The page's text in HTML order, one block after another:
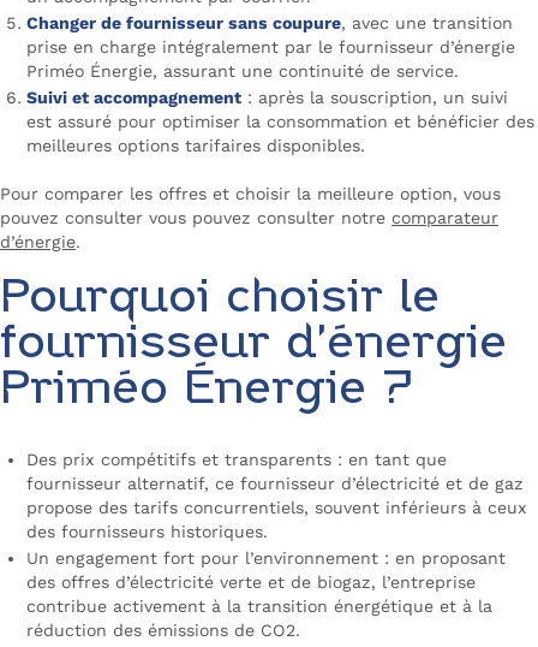
Changer de fournisseur sans coupure, avec une transition
prise en charge intégralement par le fournisseur d’énergie
Priméo Énergie, assurant une continuité de service.
Suivi et accompagnement : après la souscription, un suivi
est assuré pour optimiser la consommation et bénéficier des
meilleures options tarifaires disponibles.
Pour comparer les offres et choisir la meilleure option, vous
pouvez consulter vous pouvez consulter notre comparateur
d’énergie.
Pourquoi choisir le
fournisseur d’énergie
Priméo Énergie ?
Des prix compétitifs et transparents : en tant que
fournisseur alternatif, ce fournisseur d’électricité et de gaz
propose des tarifs concurrentiels, souvent inférieurs à ceux
des fournisseurs historiques.
Un engagement fort pour l’environnement : en proposant
des offres d’électricité verte et de biogaz, l’entreprise
contribue activement à la transition énergétique et à la
réduction des émissions de CO2.